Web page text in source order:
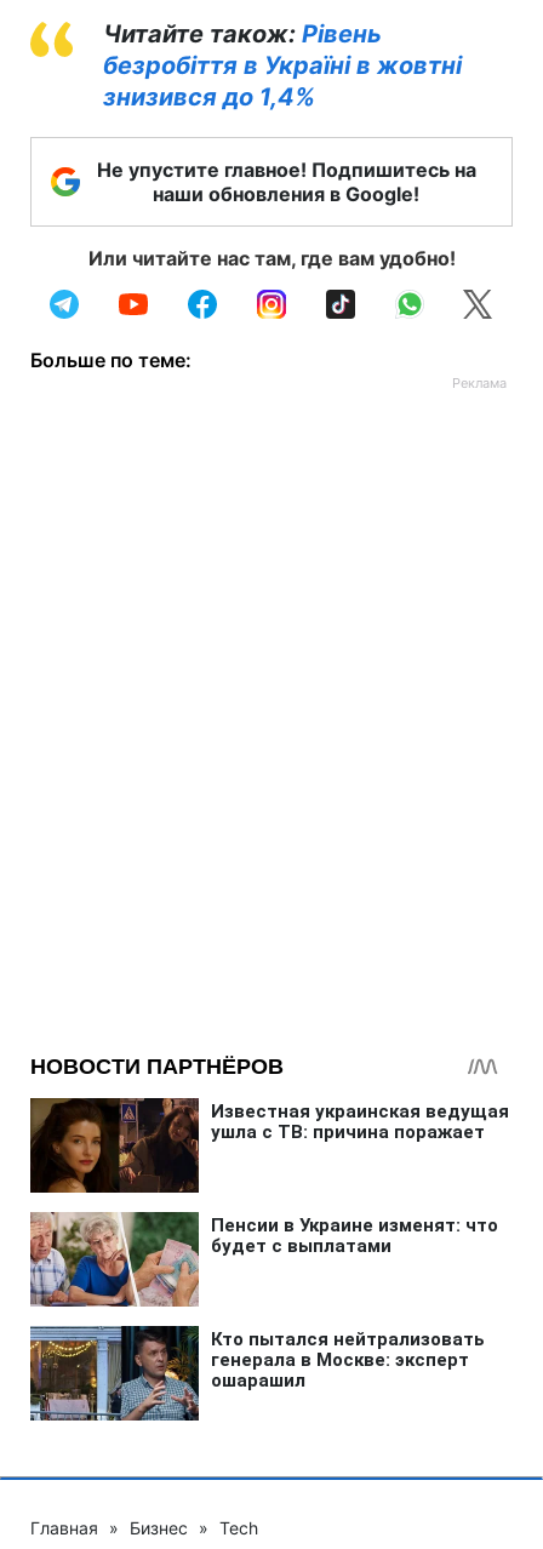
Читайте також: Рівень
безробіття в Україні в жовтні
знизився до 1,4%
Не упустите главное! Подпишитесь на
наши обновления в Google!
Или читайте нас там, где вам удобно!
Больше по теме:
Главная » Бизнес » Tech